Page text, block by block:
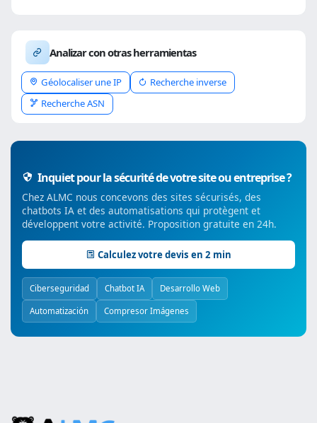
Analizar con otras herramientas
Géolocaliser une IP
Recherche inverse
Recherche ASN
Inquiet pour la sécurité de votre site ou entreprise ?
Chez ALMC nous concevons des sites sécurisés, des
chatbots IA et des automatisations qui protègent et
développent votre activité. Proposition gratuite en 24h.
Calculez votre devis en 2 min
Ciberseguridad Chatbot IA Desarrollo Web
Automatización Compresor Imágenes